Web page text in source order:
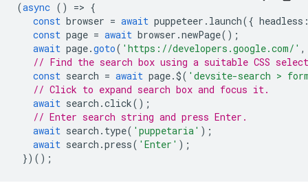
(async () => {
const browser = await puppeteer . launch({ headless
const page = await browser .newPage();
await page.goto( 'https://developers.google.com/' ,
// Find the search box using a suitable CSS
const search = await page.$( 'devsite-search >
// Click to expand search box and focus it.
await search .click();
// Enter search string and press Enter.
await search . type( 'puppetaria' );
await search .press( 'Enter' );
})();